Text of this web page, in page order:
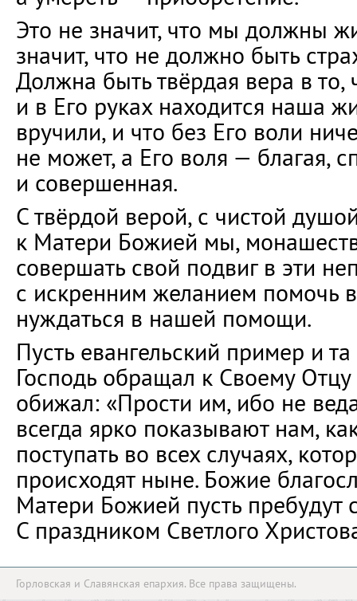
Это не значит, что мы должны
значит, что не должно быть
Должна быть твёрдая вера в то,
и в Его руках находится наша
вручили, и что без Его воли
не может, а Его воля — благая,
и совершенная.
С твёрдой верой, с чистой
к Матери Божией мы,
совершать свой подвиг в эти
с искренним желанием помочь
нуждаться в нашей помощи.
Пусть евангельский пример и
Господь обращал к Своему Отцу
обижал: «Прости им, ибо не
всегда ярко показывают нам,
поступать во всех случаях,
происходят ныне. Божие
Матери Божией пусть пребудут
С праздником Светлого
Горловская и Славянская епархия. Все права защищены.